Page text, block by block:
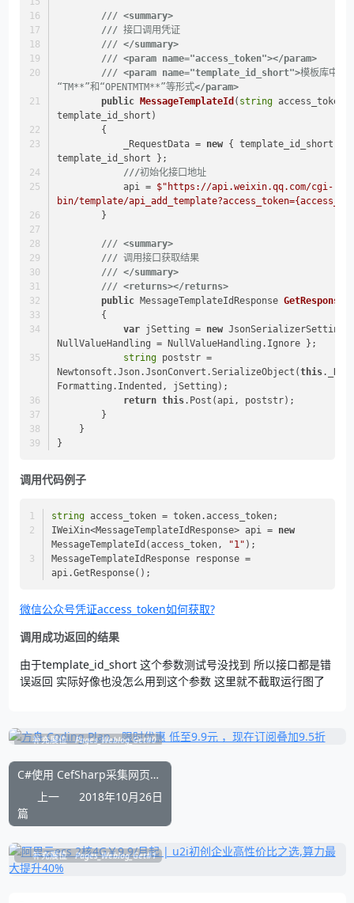
/// <summary>
/// 接口调用凭证
/// </summary>
/// <param name="access_token"></param>
/// <param name="template_id_short">模板库中模
“TM**”和“OPENTMTM**”等形式</param>
public
MessageTemplateId ( string access_token,
template_id_short )
        {
            _RequestData =
new { template_id_short =
template_id_short };
///初始化接口地址
            api =
$"https://api.weixin.qq.com/cgi-
bin/template/api_add_template?access_token=
        }
/// <summary>
/// 调用接口获取结果
/// </summary>
/// <returns></returns>
public MessageTemplateIdResponse GetResponse
        {
var jSetting = new
NullValueHandling = NullValueHandling.Ignore };
string poststr =
Newtonsoft.Json.JsonConvert.SerializeObject(this
Formatting.Indented, jSetting);
return this.Post(api, poststr);
        }
    }
}
调用代码例子
string access_token = token.access_token;
IWeiXin<MessageTemplateIdResponse> api = new
MessageTemplateId(access_token,
"1" );
MessageTemplateIdResponse response =
api.GetResponse();
微信公众号凭证access_token如何获取?
调用成功返回的结果
由于template_id_short 这个参数测试号没找到 所以接口都是错
误返回 实际好像也没怎么用到这个参数 这里就不截取运行图了
补充展位 Pages_Weblog_Get#0
C#使用 CefSharp采集网页源html代码
上一
篇
2018年10月26日
补充展位 Pages_Weblog_Get#1